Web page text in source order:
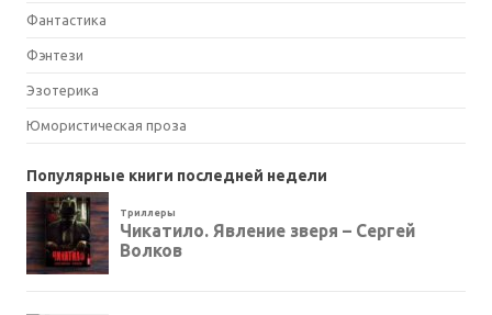
Фантастика
Фэнтези
Эзотерика
Юмористическая проза
Популярные книги последней недели
Триллеры
Чикатило. Явление зверя – Сергей
Волков